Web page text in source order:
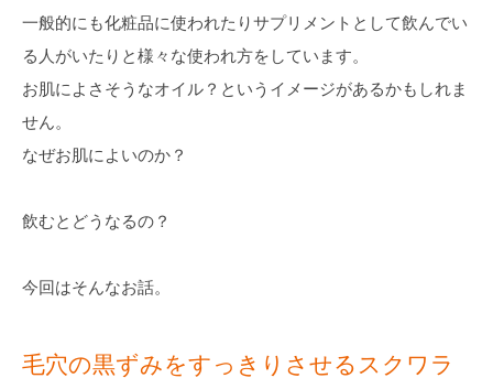
一般的にも化粧品に使われたりサプリメントとして飲んでい
る人がいたりと様々な使われ方をしています。
お肌によさそうなオイル？というイメージがあるかもしれま
せん。
なぜお肌によいのか？
飲むとどうなるの？
今回はそんなお話。
毛穴の黒ずみをすっきりさせるスクワラ